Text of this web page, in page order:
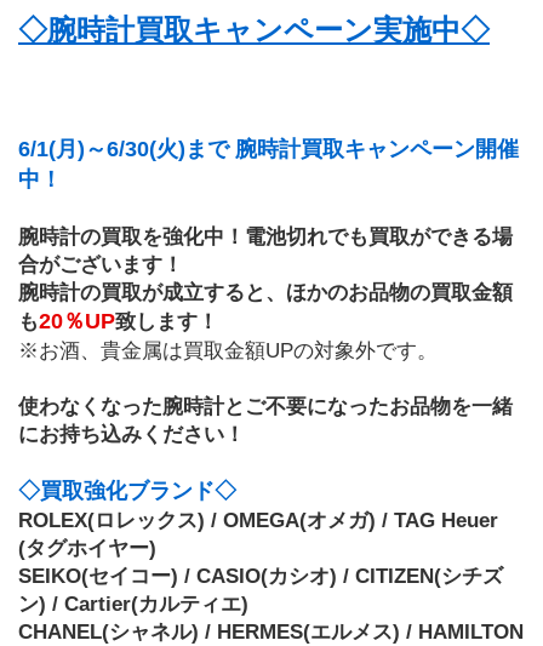
◇腕時計買取キャンペーン実施中◇
6/1(月)～6/30(火)まで 腕時計買取キャンペーン開催
中！
腕時計の買取を強化中！電池切れでも買取ができる場
合がございます！
腕時計の買取が成立すると、ほかのお品物の買取金額
も20％UP致します！
※お酒、貴金属は買取金額UPの対象外です。
使わなくなった腕時計とご不要になったお品物を一緒
にお持ち込みください！
◇買取強化ブランド◇
ROLEX(ロレックス) / OMEGA(オメガ) / TAG Heuer
(タグホイヤー)
SEIKO(セイコー) / CASIO(カシオ) / CITIZEN(シチズ
ン) / Cartier(カルティエ)
CHANEL(シャネル) / HERMES(エルメス) / HAMILTON